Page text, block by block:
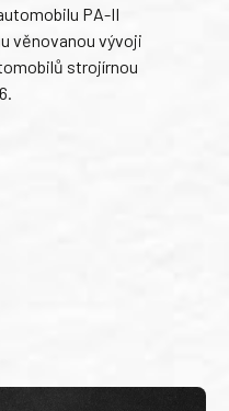
PA-II
věnovanou vývoji
strojírnou